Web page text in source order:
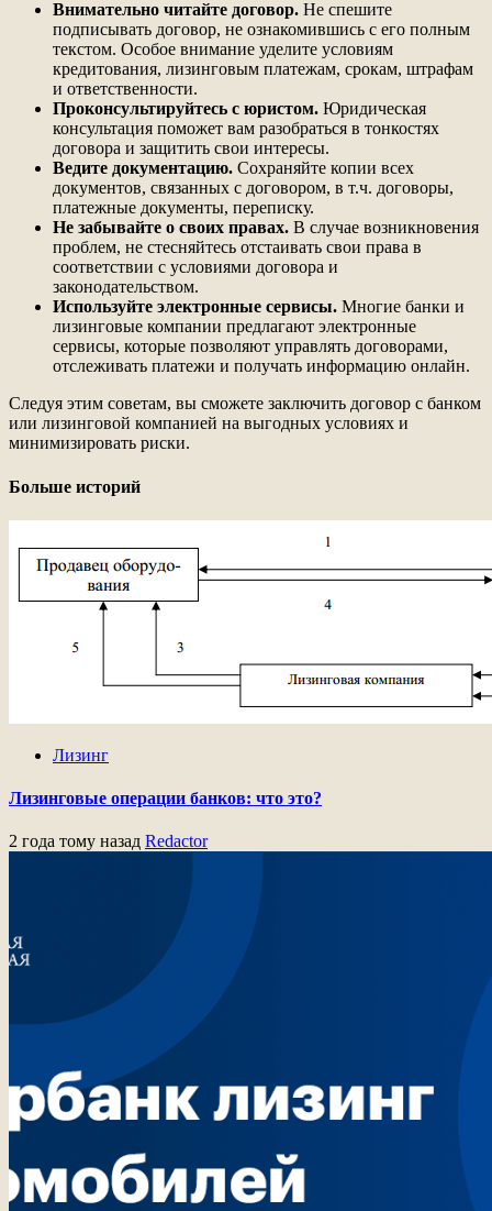
Внимательно читайте договор. Не спешите
подписывать договор, не ознакомившись с его полным
текстом. Особое внимание уделите условиям
кредитования, лизинговым платежам, срокам, штрафам
и ответственности.
Проконсультируйтесь с юристом. Юридическая
консультация поможет вам разобраться в тонкостях
договора и защитить свои интересы.
Ведите документацию. Сохраняйте копии всех
документов, связанных с договором, в т.ч. договоры,
платежные документы, переписку.
Не забывайте о своих правах. В случае возникновения
проблем, не стесняйтесь отстаивать свои права в
соответствии с условиями договора и
законодательством.
Используйте электронные сервисы. Многие банки и
лизинговые компании предлагают электронные
сервисы, которые позволяют управлять договорами,
отслеживать платежи и получать информацию онлайн.
Следуя этим советам, вы сможете заключить договор с банком
или лизинговой компанией на выгодных условиях и
минимизировать риски.
Больше историй
Лизинг
Лизинговые операции банков: что это?
2 года тому назад Redactor